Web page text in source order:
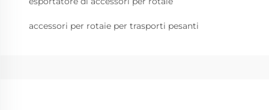
accessori per rotaie per trasporti pesanti